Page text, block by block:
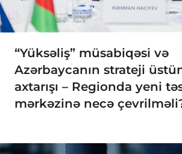
“Yüksəliş” müsabiqəsi və
Azərbaycanın strateji
axtarışı – Regionda yeni
mərkəzinə necə